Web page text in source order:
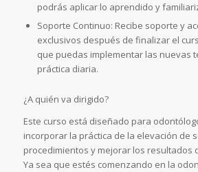
podrás aplicar lo aprendido y
Soporte Continuo: Recibe soporte y
exclusivos después de finalizar el
que puedas implementar las nuevas
práctica diaria.
¿A quién va dirigido?
Este curso está diseñado para
incorporar la práctica de la elevación de
procedimientos y mejorar los resultados
Ya sea que estés comenzando en la